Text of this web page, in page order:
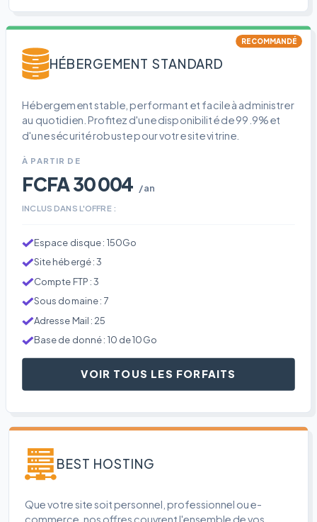
RECOMMANDÉ
HÉBERGEMENT STANDARD
Hébergement stable, performant et facile à administrer
au quotidien. Profitez d'une disponibilité de 99.9% et
d'une sécurité robuste pour votre site vitrine.
À PARTIR DE
FCFA 30 004 /an
INCLUS DANS L'OFFRE :
Espace disque : 150Go
Site hébergé : 3
Compte FTP : 3
Sous domaine : 7
Adresse Mail : 25
Base de donné : 10 de 10Go
VOIR TOUS LES FORFAITS
BEST HOSTING
Que votre site soit personnel, professionnel ou e-
commerce, nos offres couvrent l'ensemble de vos